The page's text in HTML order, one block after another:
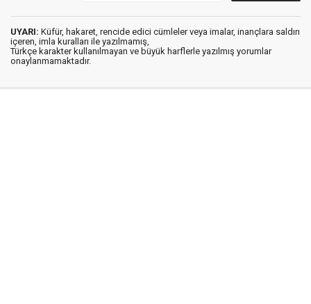
UYARI: Küfür, hakaret, rencide edici cümleler veya imalar, inançlara saldırı
içeren, imla kuralları ile yazılmamış,
Türkçe karakter kullanılmayan ve büyük harflerle yazılmış yorumlar
onaylanmamaktadır.